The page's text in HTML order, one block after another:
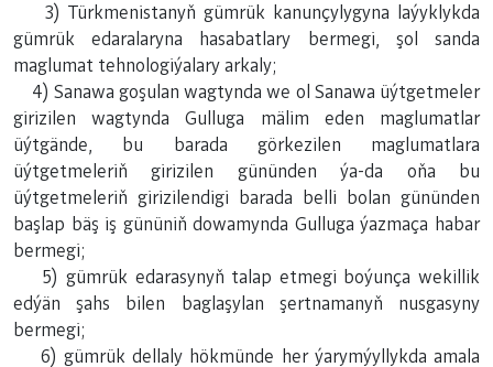
3) Türkmenistanyň gümrük kanunçylygyna laýyklykda
gümrük edaralaryna hasabatlary bermegi, şol sanda
maglumat tehnologiýalary arkaly;
4) Sanawa goşulan wagtynda we ol Sanawa üýtgetmeler
girizilen wagtynda Gulluga mälim eden maglumatlar
üýtgände, bu barada görkezilen maglumatlara
üýtgetmeleriň girizilen gününden ýa-da oňa bu
üýtgetmeleriň girizilendigi barada belli bolan gününden
başlap bäş iş gününiň dowamynda Gulluga ýazmaça habar
bermegi;
5) gümrük edarasynyň talap etmegi boýunça wekillik
edýän şahs bilen baglaşylan şertnamanyň nusgasyny
bermegi;
6) gümrük dellaly hökmünde her ýarymýyllykda amala